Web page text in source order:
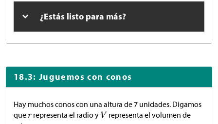
¿Estás listo para más?
18.3: Juguemos con conos
Hay muchos conos con una altura de 7 unidades. Digamos
que
representa el radio y
representa el volumen de